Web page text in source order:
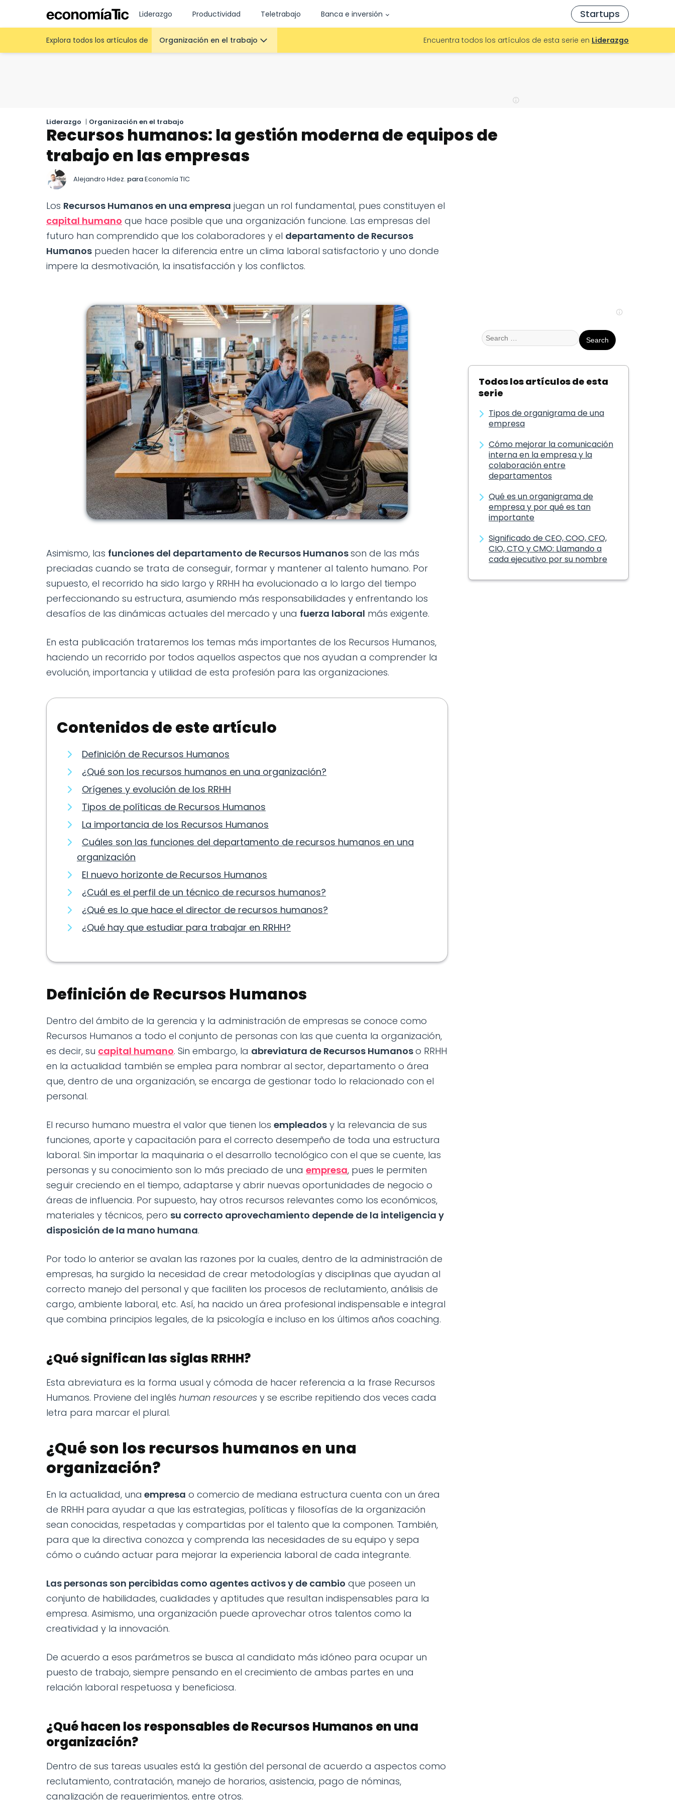
Liderazgo Productividad Teletrabajo Banca e inversión Startups
Explora todos los artículos de Organización en el trabajo Encuentra todos los artículos de esta serie en Liderazgo
Liderazgo | Organización en el trabajo
Recursos humanos: la gestión moderna de equipos de
trabajo en las empresas
Alejandro Hdez. paraEconomía TIC
Los Recursos Humanos en una empresa juegan un rol fundamental, pues constituyen el
capital humano que hace posible que una organización funcione. Las empresas del
futuro han comprendido que los colaboradores y el departamento de Recursos
Humanos pueden hacer la diferencia entre un clima laboral satisfactorio y uno donde
impere la desmotivación, la insatisfacción y los conflictos.
Asimismo, las funciones del departamento de Recursos Humanosson de las más
preciadas cuando se trata de conseguir, formar y mantener al talento humano. Por
supuesto, el recorrido ha sido largo y RRHH ha evolucionado a lo largo del tiempo
perfeccionando su estructura, asumiendo más responsabilidades y enfrentando los
desafíos de las dinámicas actuales del mercado y una fuerza laboral más exigente.
En esta publicación trataremos los temas más importantes de los Recursos Humanos,
haciendo un recorrido por todos aquellos aspectos que nos ayudan a comprender la
evolución, importancia y utilidad de esta profesión para las organizaciones.
Contenidos de este artículo
Definición de Recursos Humanos
¿Qué son los recursos humanos en una organización?
Orígenes y evolución de los RRHH
Tipos de políticas de Recursos Humanos
La importancia de los Recursos Humanos
Cuáles son las funciones del departamento de recursos humanos en una
organización
El nuevo horizonte de Recursos Humanos
¿Cuál es el perfil de un técnico de recursos humanos?
¿Qué es lo que hace el director de recursos humanos?
¿Qué hay que estudiar para trabajar en RRHH?
Definición de Recursos Humanos
Dentro del ámbito de la gerencia y la administración de empresas se conoce como
Recursos Humanos a todo el conjunto de personas con las que cuenta la organización,
es decir, su capital humano. Sin embargo, la abreviatura de Recursos Humanoso RRHH
en la actualidad también se emplea para nombrar al sector, departamento o área
que, dentro de una organización, se encarga de gestionar todo lo relacionado con el
personal.
El recurso humano muestra el valor que tienen los empleados y la relevancia de sus
funciones, aporte y capacitación para el correcto desempeño de toda una estructura
laboral. Sin importar la maquinaria o el desarrollo tecnológico con el que se cuente, las
personas y su conocimiento son lo más preciado de una empresa, pues le permiten
seguir creciendo en el tiempo, adaptarse y abrir nuevas oportunidades de negocio o
áreas de influencia. Por supuesto, hay otros recursos relevantes como los económicos,
materiales y técnicos, pero su correcto aprovechamiento depende de la inteligencia y
disposición de la mano humana.
Por todo lo anterior se avalan las razones por la cuales, dentro de la administración de
empresas, ha surgido la necesidad de crear metodologías y disciplinas que ayudan al
correcto manejo del personal y que faciliten los procesos de reclutamiento, análisis de
cargo, ambiente laboral, etc. Así, ha nacido un área profesional indispensable e integral
que combina principios legales, de la psicología e incluso en los últimos años coaching.
¿Qué significan las siglas RRHH?
Esta abreviatura es la forma usual y cómoda de hacer referencia a la frase Recursos
Humanos. Proviene del inglés human resources y se escribe repitiendo dos veces cada
letra para marcar el plural.
¿Qué son los recursos humanos en una
organización?
En la actualidad, una empresa o comercio de mediana estructura cuenta con un área
de RRHH para ayudar a que las estrategias, políticas y filosofías de la organización
sean conocidas, respetadas y compartidas por el talento que la componen. También,
para que la directiva conozca y comprenda las necesidades de su equipo y sepa
cómo o cuándo actuar para mejorar la experiencia laboral de cada integrante.
Las personas son percibidas como agentes activos y de cambio que poseen un
conjunto de habilidades, cualidades y aptitudes que resultan indispensables para la
empresa. Asimismo, una organización puede aprovechar otros talentos como la
creatividad y la innovación.
De acuerdo a esos parámetros se busca al candidato más idóneo para ocupar un
puesto de trabajo, siempre pensando en el crecimiento de ambas partes en una
relación laboral respetuosa y beneficiosa.
¿Qué hacen los responsables de Recursos Humanos en una
organización?
Dentro de sus tareas usuales está la gestión del personal de acuerdo a aspectos como
reclutamiento, contratación, manejo de horarios, asistencia, pago de nóminas,
canalización de requerimientos, entre otros.
Search
Todos los artículos de esta
serie
Tipos de organigrama de una
empresa
Cómo mejorar la comunicación
interna en la empresa y la
colaboración entre
departamentos
Qué es un organigrama de
empresa y por qué es tan
importante
Significado de CEO, COO, CFO,
CIO, CTO y CMO: Llamando a
cada ejecutivo por su nombre